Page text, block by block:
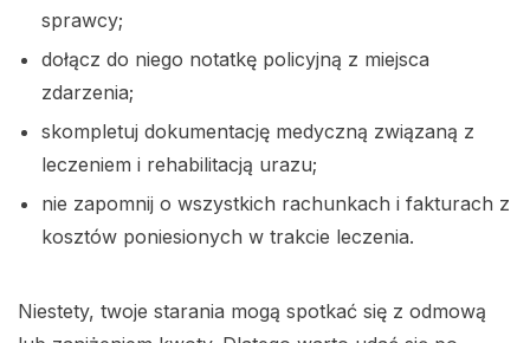
sprawcy;
dołącz do niego notatkę policyjną z miejsca
zdarzenia;
skompletuj dokumentację medyczną związaną z
leczeniem i rehabilitacją urazu;
nie zapomnij o wszystkich rachunkach i fakturach z
kosztów poniesionych w trakcie leczenia.
Niestety, twoje starania mogą spotkać się z odmową